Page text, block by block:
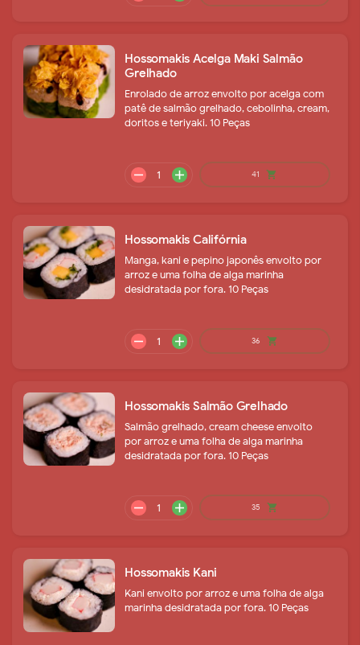
add 28
remove add
Hossomakis Acelga Maki Salmão
Grelhado
Enrolado de arroz envolto por acelga com
patê de salmão grelhado, cebolinha, cream,
doritos e teriyaki. 10 Peças
Hossomakis Califórnia
Manga, kani e pepino japonês envolto por
arroz e uma folha de alga marinha
desidratada por fora. 10 Peças
Hossomakis Salmão Grelhado
Salmão grelhado, cream cheese envolto
por arroz e uma folha de alga marinha
desidratada por fora. 10 Peças
Hossomakis Kani
Kani envolto por arroz e uma folha de alga
marinha desidratada por fora. 10 Peças